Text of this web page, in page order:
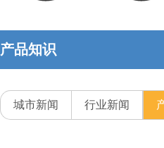
产品知识
城市新闻 行业新闻